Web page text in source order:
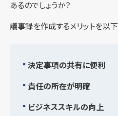
あるのでしょうか？
議事録を作成するメリットを以
決定事項の共有に便利
責任の所在が明確
ビジネススキルの向上